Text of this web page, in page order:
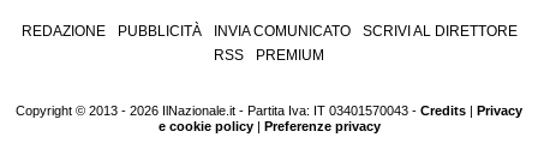
REDAZIONE PUBBLICITÀ INVIA COMUNICATO
SCRIVI AL DIRETTORE
RSS
PREMIUM
Copyright © 2013 - 2026 IlNazionale.it - Partita Iva: IT 03401570043 - Credits
Privacy
e cookie policy| Preferenze privacy